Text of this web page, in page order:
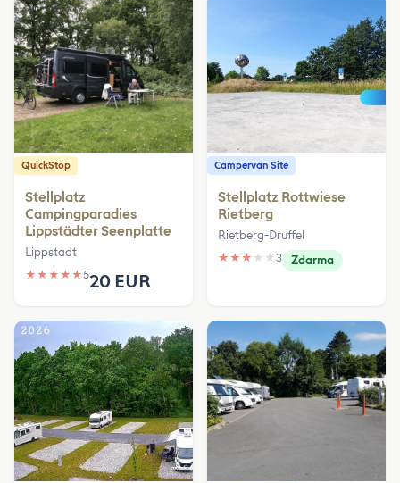
QuickStop
Stellplatz
Campingparadies
Lippstädter Seenplatte
Lippstadt
★ ★ ★ ★ ★520 EUR
Campervan Site
Stellplatz Rottwiese
Rietberg
Rietberg-Druffel
★ ★ ★ ★ ★ 3 Zdarma